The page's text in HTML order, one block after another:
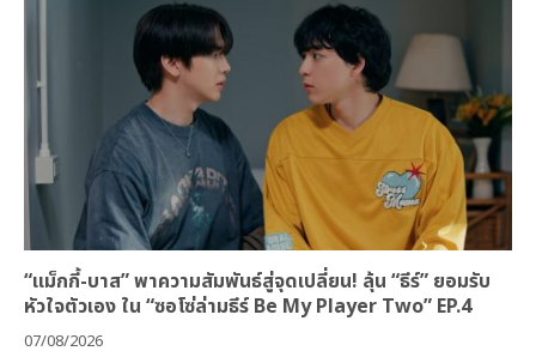
“แม็กกี้-บาส” พาความสัมพันธ์สู่จุดเปลี่ยน! ลุ้น “ธีร์” ยอมรับ
หัวใจตัวเอง ใน “ซอโซ่ล่ามธีร์ Be My Player Two” EP.4
07/08/2026